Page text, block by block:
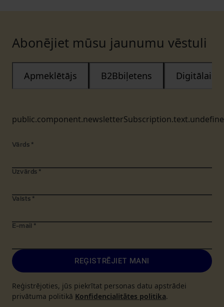
Abonējiet mūsu jaunumu vēstuli
Apmeklētājs B2Bbiļetens Digitālais
Vārds *
Uzvārds *
Valsts *
E-mail *
REĢISTRĒJIET MANI
Reģistrējoties, jūs piekrītat personas datu apstrādei
privātuma politikā Konfidencialitātes politika.